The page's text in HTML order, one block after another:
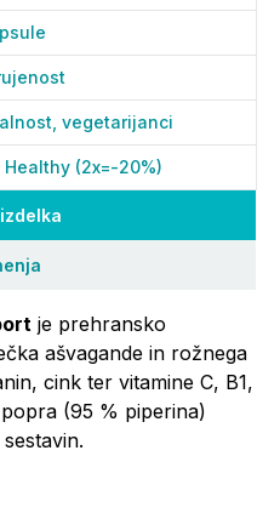
je prehransko
ašvagande in rožnega
cink ter vitamine C, B1,
(95 % piperina)
vegetarijanci
Healthy (2x=-20%)